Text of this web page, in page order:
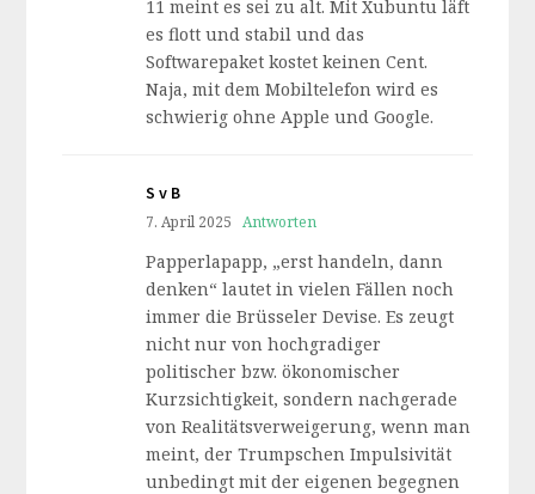
11 meint es sei zu alt. Mit Xubuntu läft
es flott und stabil und das
Softwarepaket kostet keinen Cent.
Naja, mit dem Mobiltelefon wird es
schwierig ohne Apple und Google.
S v B
7. April 2025 Antworten
Papperlapapp, „erst handeln, dann
denken“ lautet in vielen Fällen noch
immer die Brüsseler Devise. Es zeugt
nicht nur von hochgradiger
politischer bzw. ökonomischer
Kurzsichtigkeit, sondern nachgerade
von Realitätsverweigerung, wenn man
meint, der Trumpschen Impulsivität
unbedingt mit der eigenen begegnen